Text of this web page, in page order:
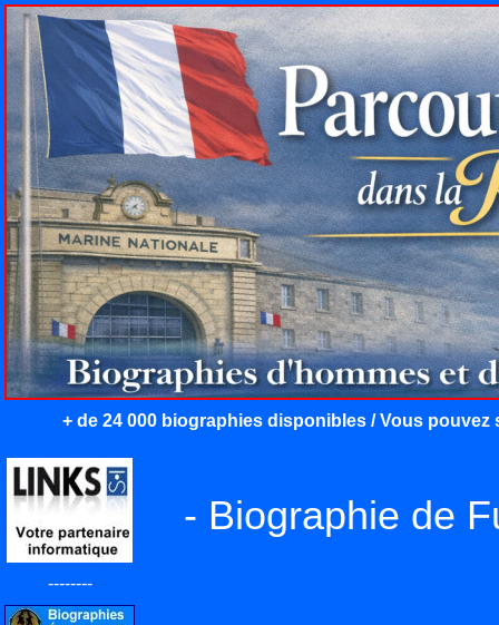
+ de 24 000 biographies disponibles / Vous
--------
- Biographie de